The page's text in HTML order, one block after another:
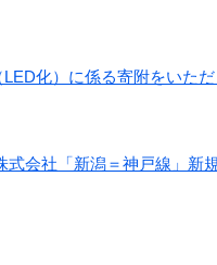
化）に係る寄附をいた
会社「新潟＝神戸線」新